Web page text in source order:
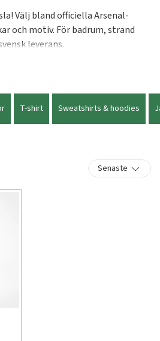
Välj bland officiella Arsenal-
och motiv. För badrum, strand
leverans.
T-shirt Sweatshirts & hoodies
Senaste